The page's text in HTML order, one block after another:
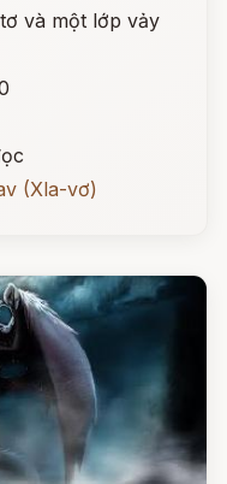
và một lớp vảy
(Xla-vơ)